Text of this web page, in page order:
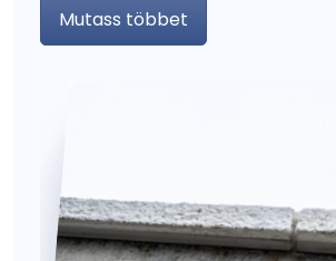
Mutass többet